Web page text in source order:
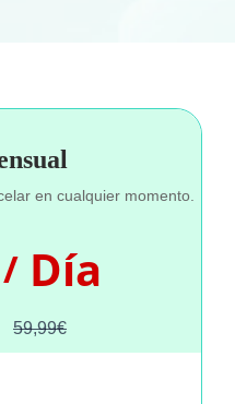
en cualquier momento.
/ Día
59,99€